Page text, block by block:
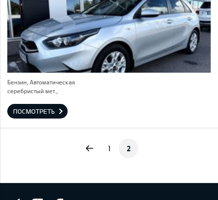
Бензин, Автоматическая
серебристый мет.,
ПОСМОТРЕТЬ
1 2